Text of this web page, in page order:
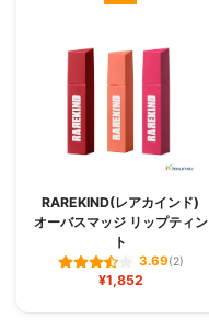
RAREKIND(レアカインド)
オーバスマッジ リップティン
ト
3.69(2)
¥1,852